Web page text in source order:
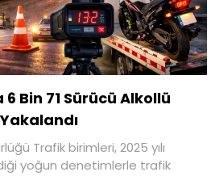
Bin 71 Sürücü Alkollü
Trafik birimleri, 2025 yılı
yoğun denetimlerle trafik